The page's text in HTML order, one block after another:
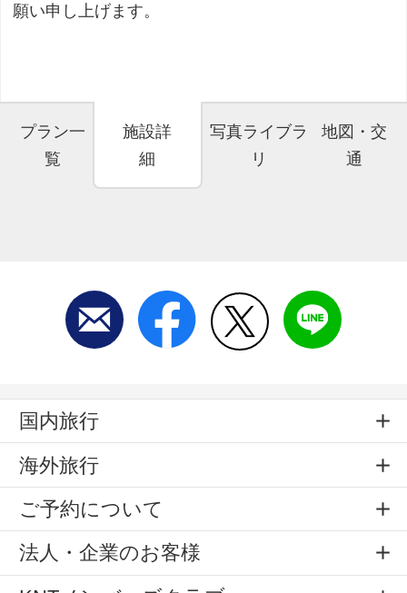
願い申し上げます。
プラン一
覧
施設詳
細
写真ライブラ
リ
地図・交
通
国内旅行
海外旅行
ご予約について
法人・企業のお客様